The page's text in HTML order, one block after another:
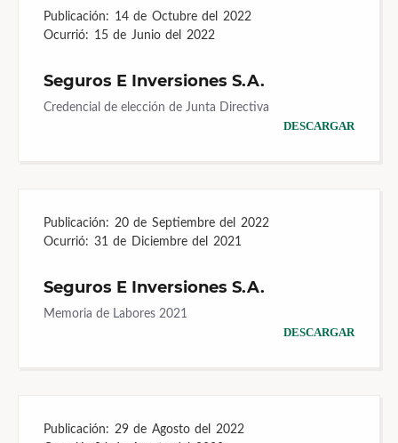
Publicación: 14 de Octubre del 2022
Ocurrió: 15 de Junio del 2022
Seguros E Inversiones S.A.
Credencial de elección de Junta Directiva
DESCARGAR
Publicación: 20 de Septiembre del 2022
Ocurrió: 31 de Diciembre del 2021
Seguros E Inversiones S.A.
Memoria de Labores 2021
DESCARGAR
Publicación: 29 de Agosto del 2022